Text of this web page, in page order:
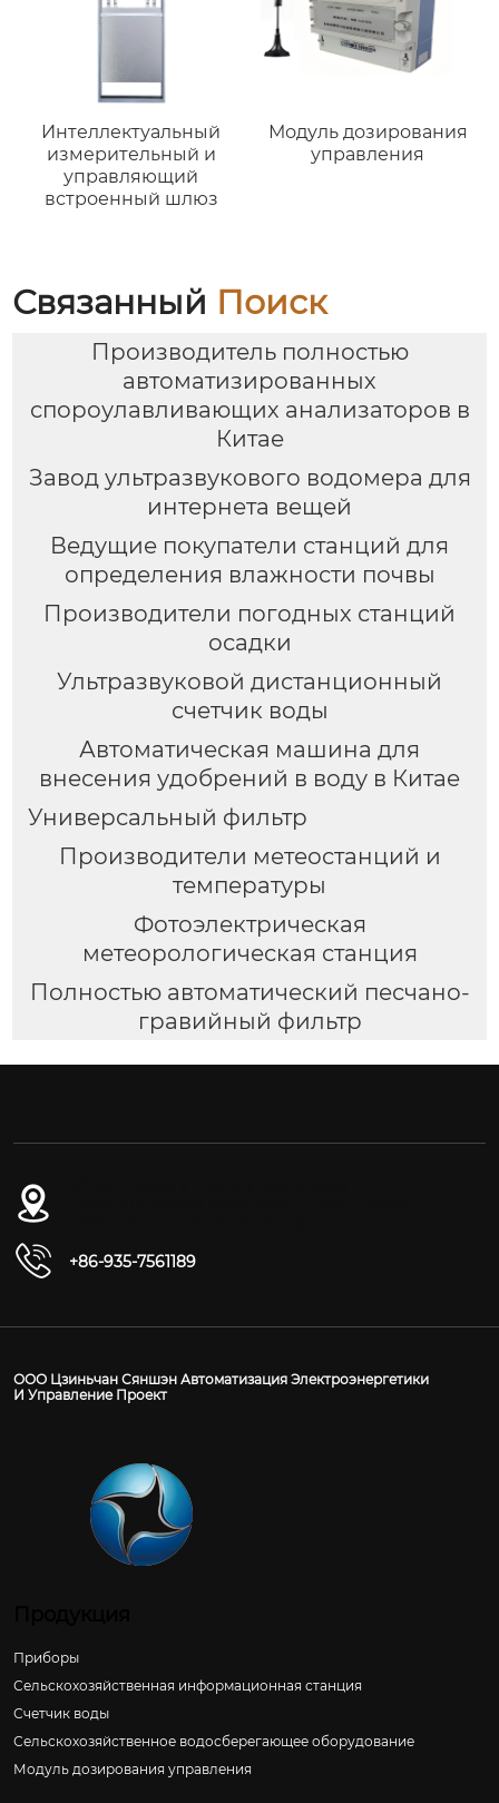
Интеллектуальный
измерительный и
управляющий
встроенный шлюз
Модуль дозирования
управления
Связанный Поиск
Производитель полностью
автоматизированных
спороулавливающих анализаторов в
Китае
Завод ультразвукового водомера для
интернета вещей
Ведущие покупатели станций для
определения влажности почвы
Производители погодных станций
осадки
Ультразвуковой дистанционный
счетчик воды
Автоматическая машина для
внесения удобрений в воду в Китае
Универсальный фильтр
Производители метеостанций и
температуры
Фотоэлектрическая
метеорологическая станция
Полностью автоматический песчано-
гравийный фильтр
+86-935-7561189
ООО Цзиньчан Сяншэн Автоматизация Электроэнергетики
И Управление Проект
Приборы
Сельскохозяйственная информационная станция
Счетчик воды
Сельскохозяйственное водосберегающее оборудование
Модуль дозирования управления